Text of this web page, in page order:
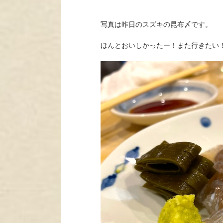
写真は昨日のスズキの昆布〆です。
ほんとおいしかったー！また行きたい